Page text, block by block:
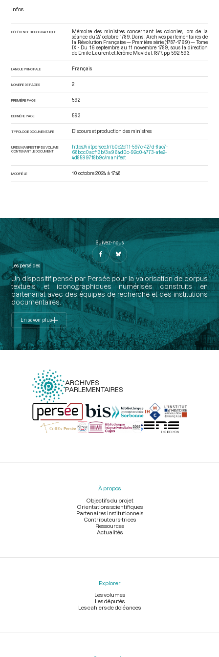
Infos
RÉFÉRENCE BIBLIOGRAPHIQUE
Mémoire des ministres concernant les colonies, lors de la
séance du 27 octobre 1789. Dans : Archives parlementaires de
la Révolution Française — Première série (1787-1799) — Tome
IX - Du 16 septembre au 11 novembre 1789 , sous la direction
de Emile Laurent et Jérôme Mavidal. 1877. pp. 592-593.
LANGUE PRINCIPALE Français
NOMBRE DE PAGES 2
PREMIÈRE PAGE 592
DERNIÈRE PAGE 593
TYPOLOGIE DOCUMENTAIRE Discours et production des ministres
URI DU MANIFEST IIIF DU VOLUME
CONTENANT LE DOCUMENT
https://iiif.persee.fr/b0e2cf11-597c-427d-8ac7-
68bcc0acf13b/3a964d0c-92c0-4773-a1e2-
4d8599718b9c/manifest
MODIFIÉ LE 10 octobre 2024 à 17:48
Suivez-nous
Les perséides
Un dispositif pensé par Persée pour la valorisation de corpus
textuels et iconographiques numérisés construits en
partenariat avec des équipes de recherche et des institutions
documentaires.
En savoir plus
ARCHIVES
PARLEMENTAIRES
Menu
À propos
Objectifs du projet
Orientations scientifiques
Partenaires institutionnels
Contributeurs-trices
Ressources
Actualités
Explorer
Les volumes
Les députés
Les cahiers de doléances